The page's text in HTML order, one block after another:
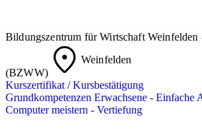
Bildungszentrum für Wirtschaft Weinfelden
(BZWW)
Weinfelden
Kurszertifikat / Kursbestätigung
Grundkompetenzen Erwachsene - Einfache
Computer meistern - Vertiefung